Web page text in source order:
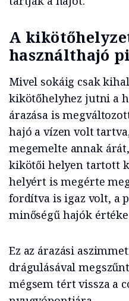
A
használthajó
Mivel sokáig csak
kikötőhelyhez jutni a
árazása is
hajó a vízen volt
megemelte annak
kikötői helyen tartott
helyért is megérte
fordítva is igaz volt, a
minőségű hajók
Ez az árazási
drágulásával
mégsem tért vissza a